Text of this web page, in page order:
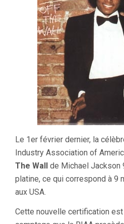
Le 1er février dernier, la
Industry Association of
The Wall de Michael
platine, ce qui correspond à 9
aux USA.
Cette nouvelle certification est